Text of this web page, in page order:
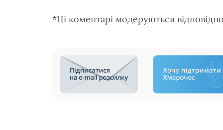
*Ці коментарі модеруються